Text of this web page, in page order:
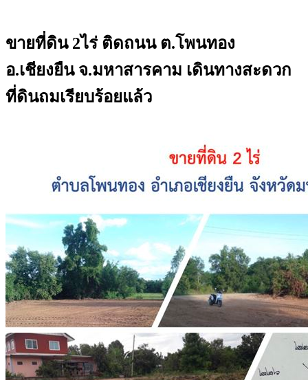
ขายที่ดิน 2ไร่ ติดถนน ต.โพนทอง
อ.เชียงยืน จ.มหาสารคาม เดินทางสะดวก
ที่ดินถมเรียบร้อยแล้ว